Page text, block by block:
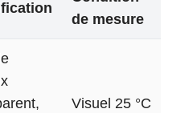
de mesure
Visuel 25 °C